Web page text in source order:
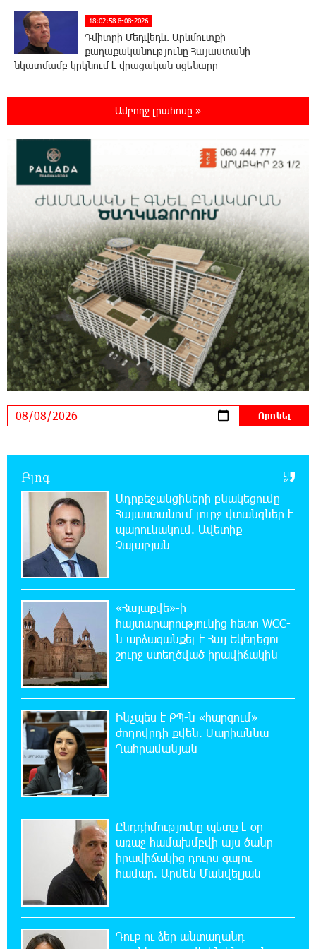
18:02:58 8-08-2026
Դմիտրի Մեդվեդև. Արևմուտքի
քաղաքականությունը Հայաստանի
նկատմամբ կրկնում է վրացական սցենարը
Ադրբեջանցիների բնակեցումը
պարունակում. Ավետիք Չալաբյան
17:28:45 8-08-2026
«Հայաքվե»-ի հայտարարությունից հետո
WCC-ն արձագանքել է Հայ Եկեղեցու շուրջ
ստեղծված իրավիճակին
16:58:38 8-08-2026
«Շտապ հաստատեք քարտի տվյալները»․
IDBank-ը զգուշացնում է հյուրանոցների
ամրագրման հետ կապված զեղծարարությունների մասին
16:29:54 8-08-2026
Մհեր Անանյանն ընդգրկվել է Յունիբանկի
Վարչության կազմում
Ինչպես է ՔՊ-ն «հարգում» ժողովրդի քվեն.
Մարիաննա Ղահրամանյան
Ընդդիմությունը պետք է օր առաջ
համախմբվի այս ծանր իրավիճակից դուրս
գալու համար. Արմեն Մանվելյան
15:07:43 8-08-2026
Դուք ու ձեր անտաղանդ շոուները ոչ ավելին
են, քան անհաջող ու չստացված դերասանի
թատրոն. Աննա Կոստանյան
14:58:53 8-08-2026
Միայն հանրային մեծ աջակցության
պարագայում ընդդիմությունը կկարողանա
օրակարգ թելադրել. Արեգ Սավգուլյան
«ՀայաՔվեի» տարածքային գրասենյակները
շարունակում են կահավորվել Ավետիք
Չալաբյանի ազատ արձակումը պահանջող պաստառներով
13:16:00 8-08-2026
Երկուսը մեկում. Բրիտանացի ֆերմերները
համատեղում են արևային վահանակները
ոչխարների հետ մեկ դաշտում, և դա աշխատում է
Ամբողջ լրահոսը »
Բլոգ
Ադրբեջանցիների բնակեցումը
Հայաստանում լուրջ վտանգներ է
պարունակում. Ավետիք
Չալաբյան
«Հայաքվե»-ի
հայտարարությունից հետո WCC-
ն արձագանքել է Հայ Եկեղեցու
շուրջ ստեղծված իրավիճակին
Ինչպես է ՔՊ-ն «հարգում»
ժողովրդի քվեն. Մարիաննա
Ղահրամանյան
Ընդդիմությունը պետք է օր
առաջ համախմբվի այս ծանր
իրավիճակից դուրս գալու
համար. Արմեն Մանվելյան
Դուք ու ձեր անտաղանդ